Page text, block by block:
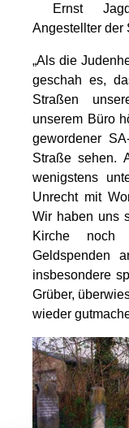
Ernst
Angestellter der
„Als die
geschah es,
Straßen
unserem Büro
gewordener
Straße sehen.
wenigstens
Unrecht mit
Wir haben uns
Kirche noch
Geldspenden
insbesondere
Grüber,
wieder